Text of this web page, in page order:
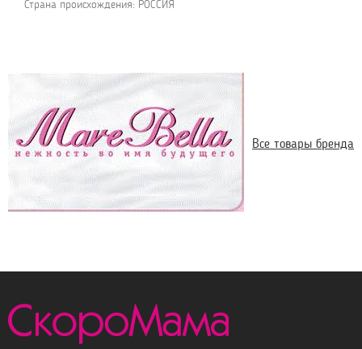
Страна происхождения: РОССИЯ
Все товары бренда